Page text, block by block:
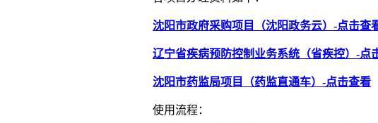
沈阳市政府采购项目（沈阳政务云）-点击查
辽宁省疾病预防控制业务系统（省疾控）-点
沈阳市药监局项目（药监直通车）-点击查看
使用流程：